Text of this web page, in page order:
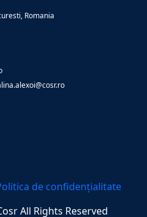
Romania
de confidențialitate
All Rights Reserved